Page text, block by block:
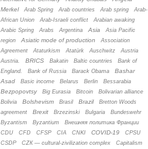
Merkel
Arab Spring Arab countries Arab spring
Arab-
African Union
Arab-Israeli conflict
Arabian awaking
Arabic Spring
Arabs Argentina Asia
Asia Pacific
region
Asiatic mode of production
Association
Agreement
Ataturkism Atatürk Auschwitz
Austria
Austria.
BRICS Bakatin Baltic countries
Bank of
England.
Bank of Russia Barack Obama
Bashar
Asad
Basic income Belarus Berlin Bessarabia
Bezpopovtsy Big Eurasia Bitcoin
Bolivarian alliance
Bolivia
Bolshevism Brasil Brazil
Bretton Woods
agreement
Brexit Brzezinski Bulgaria
Bundeswehr
Byzantism
Byzantium
Bнешняя политика Франции
CDU
CFD CFSP CIA CNKI COVID-19
CPSU
CSDP
CZК — cultural-zivilization complex
Capitalism